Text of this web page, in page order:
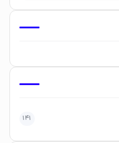
141